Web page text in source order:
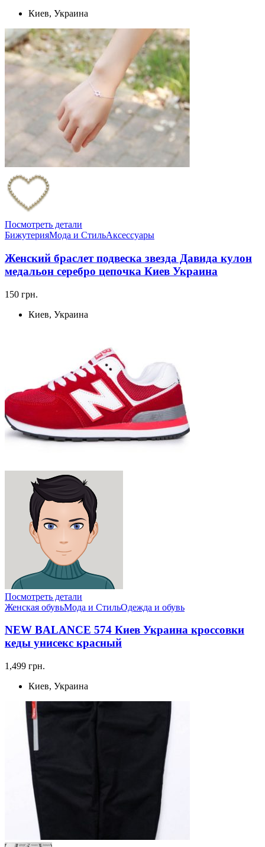
Киев, Украина
Посмотреть детали
БижутерияМода и СтильАксессуары
Женский браслет подвеска звезда Давида кулон
медальон серебро цепочка Киев Украина
150 грн.
Киев, Украина
Посмотреть детали
Женская обувьМода и СтильОдежда и обувь
NEW BALANCE 574 Киев Украина кроссовки
кеды унисекс красный
1,499 грн.
Киев, Украина